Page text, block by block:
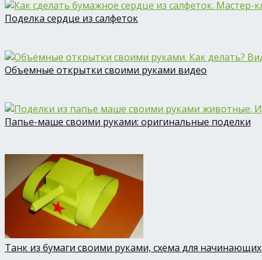
Поделка сердце из салфеток
Объемные открытки своими руками видео
Папье-маше своими руками: оригинальные поделки
Танк из бумаги своими руками, схема для начинающих